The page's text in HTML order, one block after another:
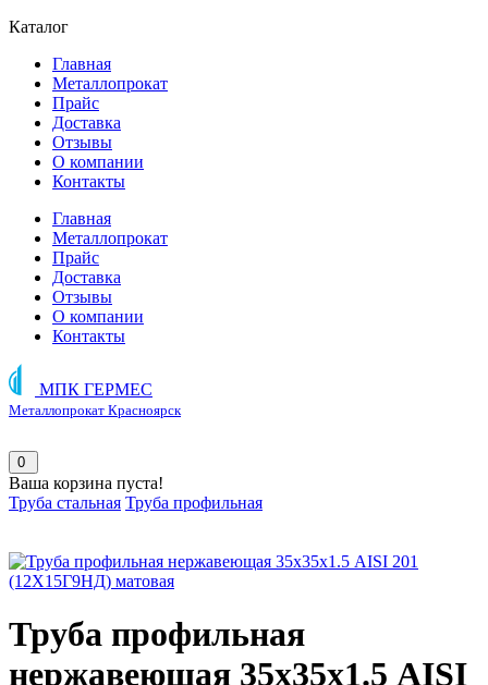
Каталог
Главная
Металлопрокат
Прайс
Доставка
Отзывы
О компании
Контакты
Главная
Металлопрокат
Прайс
Доставка
Отзывы
О компании
Контакты
МПК ГЕРМЕС
Металлопрокат Красноярск
0
Ваша корзина пуста!
Труба стальная Труба профильная
Труба профильная
нержавеющая 35х35х1.5 AISI